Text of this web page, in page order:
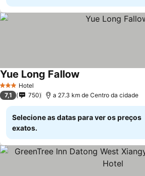
3 EstrelasHotel
Yue Long Fallow
7,1 750 a 27.3 km de Centro da cidade
Selecione as datas para ver os preços
exatos.